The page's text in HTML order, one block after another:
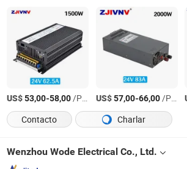
US$53,00-58,00/Pieza US$57,00-66,00/Pieza
Contacto
Charlar
Wenzhou Wode Electrical Co., Ltd.